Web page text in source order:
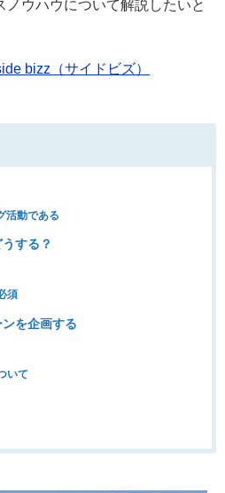
ノウハウについて解説したいと
bizz（サイドビズ）
活動である
する？
須
を企画する
いて